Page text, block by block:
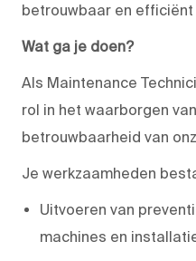
betrouwbaar en
Wat ga je doen?
Als Maintenance
rol in het waarborgen
betrouwbaarheid van
Je werkzaamheden
Uitvoeren van
machines en